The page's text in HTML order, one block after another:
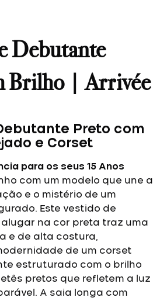
Debutante
Brilho | Arrivée
Preto com
e Corset
para os seus 15 Anos
com um modelo que une a
e o mistério de um
Este vestido de
na cor preta traz uma
e de alta costura,
de um corset
estruturado com o brilho
pretos que refletem a luz
A saia longa com